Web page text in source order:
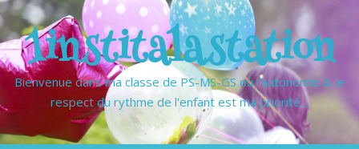
1institalastation
Bienvenue dans ma classe de PS-MS-GS où l'autonomie & le
respect du rythme de l'enfant est ma priorité…